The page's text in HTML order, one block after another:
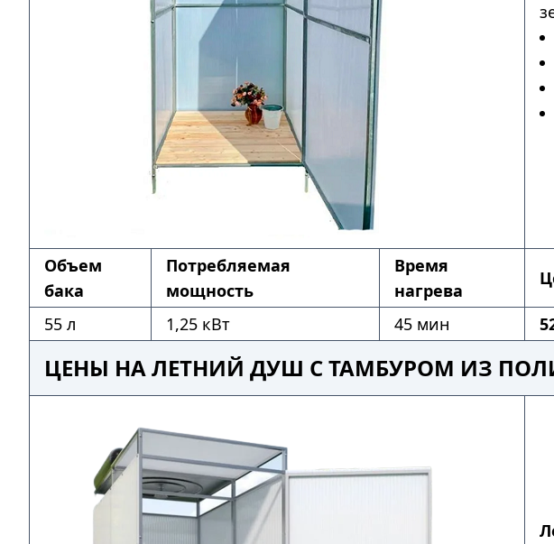
Объем
бака
Потребляемая
мощность
Время
нагрева
55 л 1,25 кВт 45 мин
ЦЕНЫ НА ЛЕТНИЙ ДУШ С ТАМБУРОМ ИЗ